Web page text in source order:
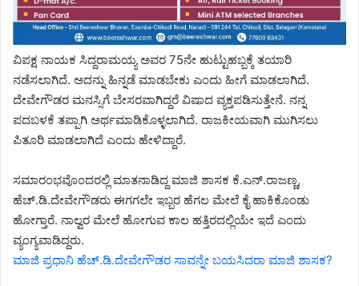
ವಿಪಕ್ಷ ನಾಯಕ ಸಿದ್ದರಾಮಯ್ಯ ಅವರ 75ನೇ ಹುಟ್ಟುಹಬ್ಬಕ್ಕೆ ತಯಾರಿ
ನಡೆಸಲಾಗಿದೆ. ಅದನ್ನು ಹಿನ್ನಡೆ ಮಾಡಬೇಕು ಎಂದು ಹೀಗೆ ಮಾಡಲಾಗಿದೆ.
ದೇವೇಗೌಡರ ಮನಸ್ಸಿಗೆ ಬೇಸರವಾಗಿದ್ದರೆ ವಿಷಾದ ವ್ಯಕ್ತಪಡಿಸುತ್ತೇನೆ. ನನ್ನ
ಪದಬಳಕೆ ತಪ್ಪಾಗಿ ಅರ್ಥಮಾಡಿಕೊಳ್ಳಲಾಗಿದೆ. ರಾಜಕೀಯವಾಗಿ ಮುಗಿಸಲು
ಪಿತೂರಿ ಮಾಡಲಾಗಿದೆ ಎಂದು ಹೇಳಿದ್ದಾರೆ.
ಸಮಾರಂಭವೊಂದರಲ್ಲಿ ಮಾತನಾಡಿದ್ದ ಮಾಜಿ ಶಾಸಕ ಕೆ.ಎನ್.ರಾಜಣ್ಣ,
ಹೆಚ್.ಡಿ.ದೇವೇಗೌಡರು ಈಗಗಲೇ ಇಬ್ಬರ ಹೆಗಲ ಮೇಲೆ ಕೈ ಹಾಕಿಕೊಂಡು
ಹೋಗ್ತಾರೆ. ನಾಲ್ವರ ಮೇಲೆ ಹೋಗುವ ಕಾಲ ಹತ್ತಿರದಲ್ಲಿಯೇ ಇದೆ ಎಂದು
ವ್ಯಂಗ್ಯವಾಡಿದ್ದರು.
ಮಾಜಿ ಪ್ರಧಾನಿ ಹೆಚ್.ಡಿ.ದೇವೇಗೌಡರ ಸಾವನ್ನೇ ಬಯಸಿದರಾ ಮಾಜಿ ಶಾಸಕ?